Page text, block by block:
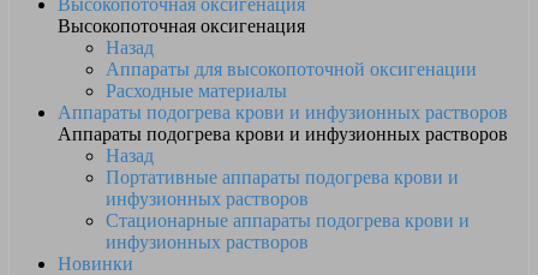
Высокопоточная оксигенация
Высокопоточная оксигенация
Назад
Аппараты для высокопоточной оксигенации
Расходные материалы
Аппараты подогрева крови и инфузионных растворов
Аппараты подогрева крови и инфузионных растворов
Назад
Портативные аппараты подогрева крови и
инфузионных растворов
Стационарные аппараты подогрева крови и
инфузионных растворов
Новинки